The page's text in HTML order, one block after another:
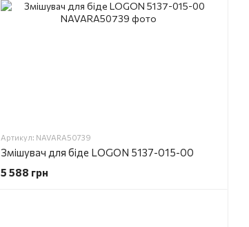
Артикул: NAVARA50739
Змішувач для біде LOGON 5137-015-00
5 588 грн